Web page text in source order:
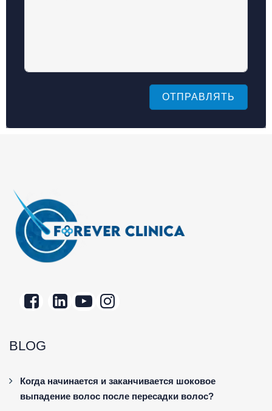
ОТПРАВЛЯТЬ
BLOG
Когда начинается и заканчивается шоковое
выпадение волос после пересадки волос?